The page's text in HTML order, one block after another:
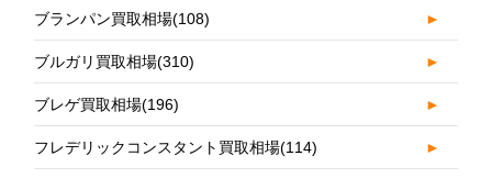
ブランパン買取相場(108) ►
ブルガリ買取相場(310) ►
ブレゲ買取相場(196) ►
フレデリックコンスタント買取相場(114) ►